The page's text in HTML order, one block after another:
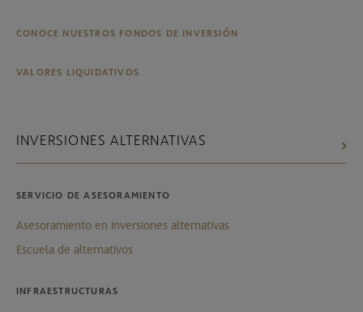
CONOCE NUESTROS FONDOS DE INVERSIÓN
VALORES LIQUIDATIVOS
INVERSIONES ALTERNATIVAS
SERVICIO DE ASESORAMIENTO
Asesoramiento en inversiones alternativas
Escuela de alternativos
INFRAESTRUCTURAS